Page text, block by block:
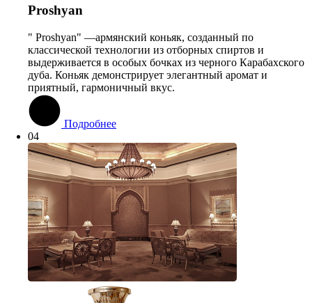
Proshyan
" Proshyan" —армянский коньяк, созданный по
классической технологии из отборных спиртов и
выдерживается в особых бочках из черного Карабахского
дуба. Коньяк демонстрирует элегантный аромат и
приятный, гармоничный вкус.
Подробнее
04